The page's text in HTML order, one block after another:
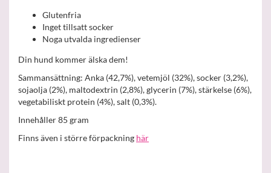
Glutenfria
Inget tillsatt socker
Noga utvalda ingredienser
Din hund kommer älska dem!
Sammansättning: Anka (42,7%), vetemjöl (32%), socker (3,2%),
sojaolja (2%), maltodextrin (2,8%), glycerin (7%), stärkelse (6%),
vegetabiliskt protein (4%), salt (0,3%).
Innehåller 85 gram
Finns även i större förpackning här